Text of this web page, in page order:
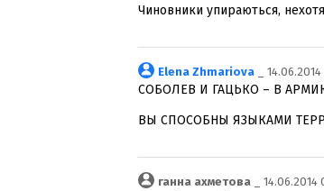
Чиновники упираються,
Elena Zhmariova _
СОБОЛЕВ И ГАЦЬКО – В
ВЫ СПОСОБНЫ ЯЗЫКАМИ
ганна ахметова _ 14.06.2014